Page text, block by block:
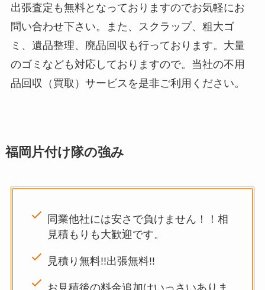
出張査定も無料となっておりますのでお気軽にお
問い合わせ下さい。また、スクラップ、粗大ゴ
ミ、遺品整理、廃品回収も行っております。大量
のゴミなども対応しておりますので。当社の不用
品回収（買取）サービスを是非ご利用ください。
福岡片付け隊の強み
同業他社には安さで負けません！！相
見積もりも大歓迎です。
見積り無料!!出張無料!!
お見積後の料金追加はいっさいありま